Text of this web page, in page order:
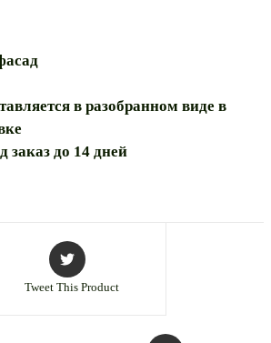
в разобранном виде в
заказ до 14 дней
Tweet This Product